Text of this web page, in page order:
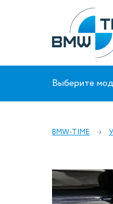
Выберите
BMW-TIME